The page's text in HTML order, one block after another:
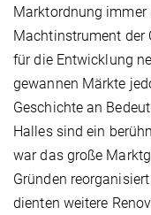
Marktordnung
Machtinstrument der
für die Entwicklung
gewannen Märkte
Geschichte an
Halles sind ein
war das große
Gründen
dienten weitere